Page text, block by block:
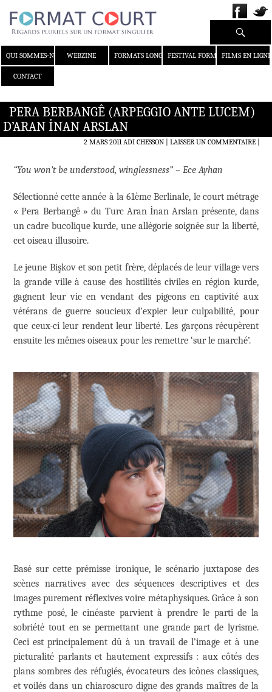
QUI SOMMES-NOUS ?WEBZINE FORMATS LONGS FESTIVAL FORMAT COURT
FILMS EN LIGNE
CONTACT
Recherche
PERA BERBANGÊ (ARPEGGIO ANTE LUCEM)
D’ARAN İNAN ARSLAN
2 MARS 2011 ADI CHESSON LAISSER UN COMMENTAIRE|
“You won’t be understood, winglessness” – Ece Ayhan
Sélectionné cette année à la 61ème Berlinale, le court métrage
« Pera Berbangê » du Turc Aran İnan Arslan présente, dans
un cadre bucolique kurde, une allégorie soignée sur la liberté,
cet oiseau illusoire.
Le jeune Bişkov et son petit frère, déplacés de leur village vers
la grande ville à cause des hostilités civiles en région kurde,
gagnent leur vie en vendant des pigeons en captivité aux
vétérans de guerre soucieux d’expier leur culpabilité, pour
que ceux-ci leur rendent leur liberté. Les garçons récupèrent
ensuite les mêmes oiseaux pour les remettre ‘sur le marché’.
Basé sur cette prémisse ironique, le scénario juxtapose des
scènes narratives avec des séquences descriptives et des
images purement réflexives voire métaphysiques. Grâce à son
rythme posé, le cinéaste parvient à prendre le parti de la
sobriété tout en se permettant une grande part de lyrisme.
Ceci est principalement dû à un travail de l’image et à une
picturalité parlants et hautement expressifs : aux côtés des
plans sombres des réfugiés, évocateurs des icônes classiques,
et voilés dans un chiaroscuro digne des grands maîtres de la